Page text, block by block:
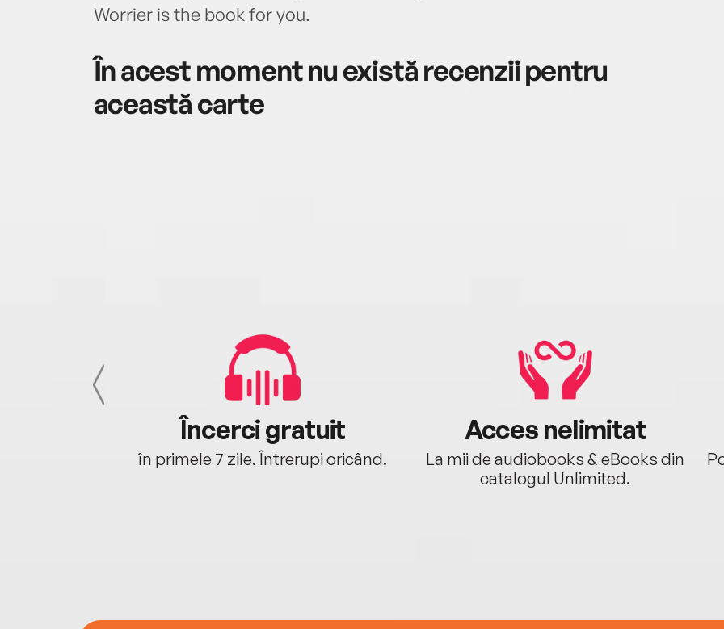
Worrier is the book for you.
În acest moment nu există recenzii pentru
această carte
Încerci gratuit
în primele 7 zile. Întrerupi oricând.
Acces nelimitat
La mii de audiobooks & eBooks din
catalogul Unlimited.